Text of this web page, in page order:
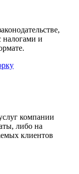
налогами и
компании
либо на
клиентов